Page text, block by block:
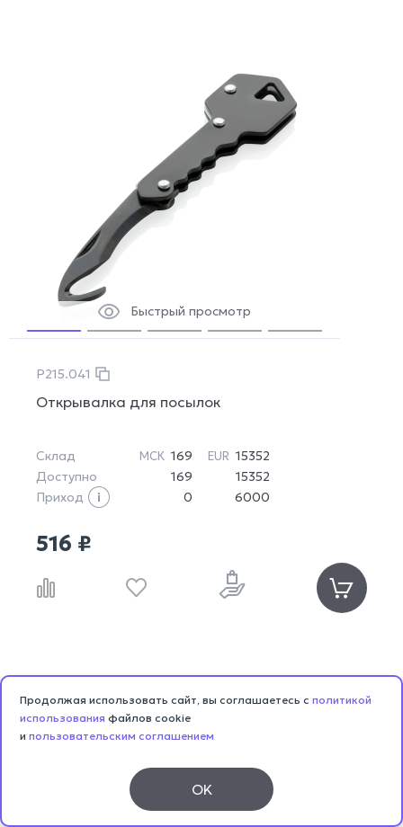
Быстрый просмотр
P215.041
Открывалка для посылок
Склад МСК 169 EUR 15352
Доступно
169
15352
Приход
0 6000
516 ₽
Продолжая использовать сайт, вы соглашаетесь с политикой
использования файлов cookie
и пользовательским соглашением
OK